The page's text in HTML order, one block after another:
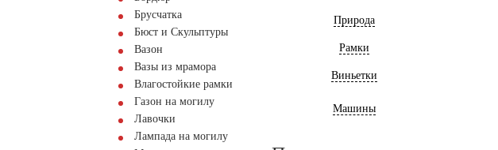
Брусчатка
Бюст и Скульптуры
Вазон
Вазы из мрамора
Влагостойкие рамки
Газон на могилу
Лавочки
Лампада на могилу
Природа
Рамки
Виньетки
Машины